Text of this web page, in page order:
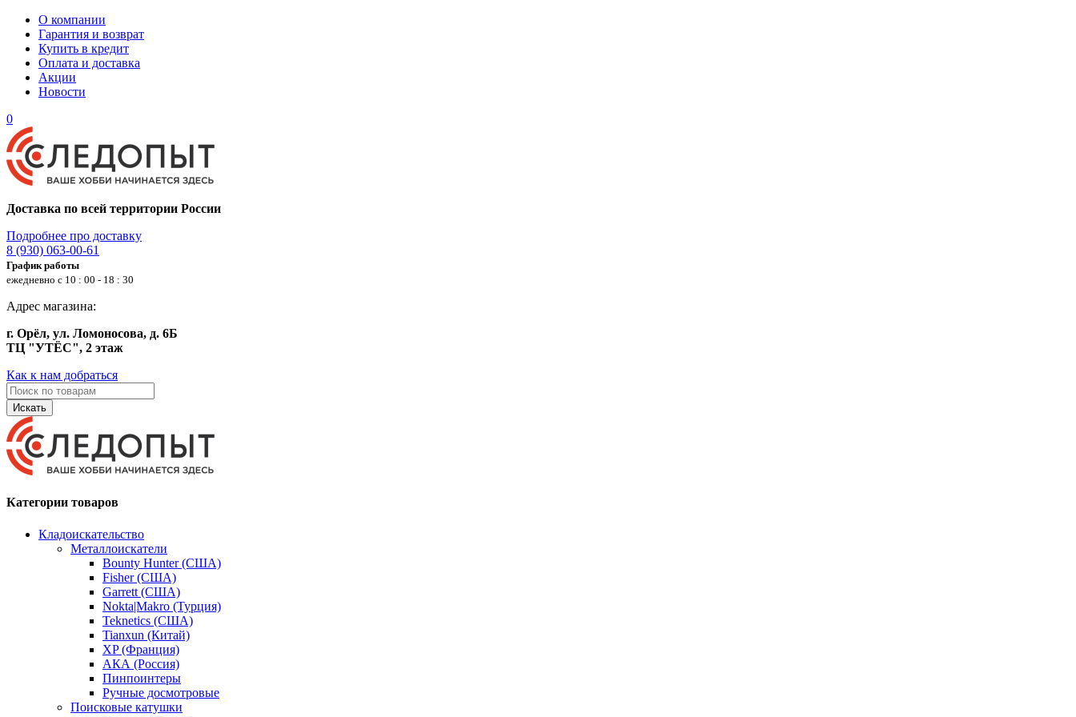
О компании
Гарантия и возврат
Купить в кредит
Оплата и доставка
Акции
Новости
0
Доставка по всей территории России
Подробнее про доставку
8 (930) 063-00-61
График работы
ежедневно с 10 : 00 - 18 : 30
Адрес магазина:
г. Орёл, ул. Ломоносова, д. 6Б
ТЦ "УТЁС", 2 этаж
Как к нам добраться
Искать
Категории товаров
Кладоискательство
Металлоискатели
Bounty Hunter (США)
Fisher (США)
Garrett (США)
Nokta|Makro (Турция)
Teknetics (США)
Tianxun (Китай)
XP (Франция)
АКА (Россия)
Пинпоинтеры
Ручные досмотровые
Поисковые катушки